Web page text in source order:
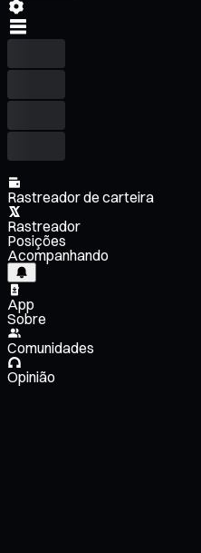
Rastreador de carteira
Rastreador
Posições
Acompanhando
App
Sobre
Comunidades
Opinião